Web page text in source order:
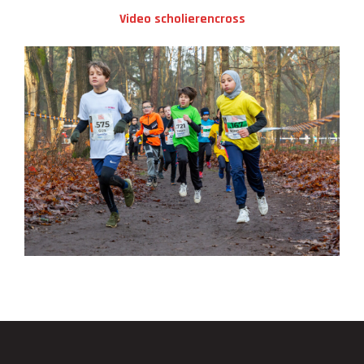
Video scholierencross